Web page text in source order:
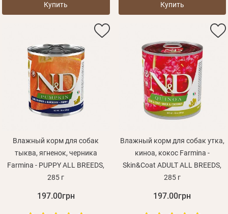
Купить Купить
Влажный корм для собак
тыква, ягненок, черника
Farmina - PUPPY ALL BREEDS,
285 г
197.00грн
Влажный корм для собак утка,
киноа, кокос Farmina -
Skin&Coat ADULT ALL BREEDS,
285 г
197.00грн